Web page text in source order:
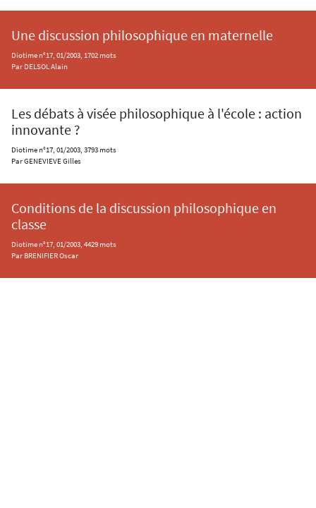
Une discussion philosophique en maternelle
Diotime n°17, 01/2003, 1702 mots
Par DELSOL Alain
Les débats à visée philosophique à l'école : action
innovante ?
Diotime n°17, 01/2003, 3793 mots
Par GENEVIEVE Gilles
Conditions de la discussion philosophique en
classe
Diotime n°17, 01/2003, 4429 mots
Par BRENIFIER Oscar